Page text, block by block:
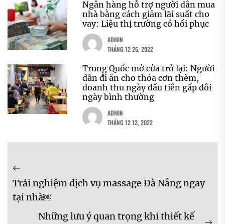
Ngân hàng hỗ trợ người dân mua
nhà bằng cách giảm lãi suất cho
vay: Liệu thị trường có hồi phục
ADMIN
THÁNG 12 26, 2022
Trung Quốc mở cửa trở lại: Người
dân đi ăn cho thỏa cơn thèm,
doanh thu ngày đầu tiên gấp đôi
ngày bình thường
ADMIN
THÁNG 12 12, 2022
Điều
hướng
bài
post:
Trải nghiệm dịch vụ massage Đà Nẵng ngay
tại nhà￼
Những lưu ý quan trọng khi thiết kế